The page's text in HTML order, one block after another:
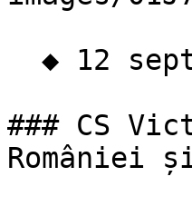
### CS
României